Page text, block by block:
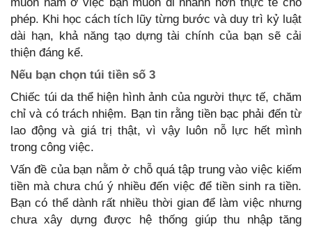
phép. Khi học cách tích lũy từng bước và duy trì kỷ luật
dài hạn, khả năng tạo dựng tài chính của bạn sẽ cải
thiện đáng kể.
Nếu bạn chọn túi tiền số 3
Chiếc túi da thể hiện hình ảnh của người thực tế, chăm
chỉ và có trách nhiệm. Bạn tin rằng tiền bạc phải đến từ
lao động và giá trị thật, vì vậy luôn nỗ lực hết mình
trong công việc.
Vấn đề của bạn nằm ở chỗ quá tập trung vào việc kiếm
tiền mà chưa chú ý nhiều đến việc để tiền sinh ra tiền.
Bạn có thể dành rất nhiều thời gian để làm việc nhưng
chưa xây dựng được hệ thống giúp thu nhập tăng